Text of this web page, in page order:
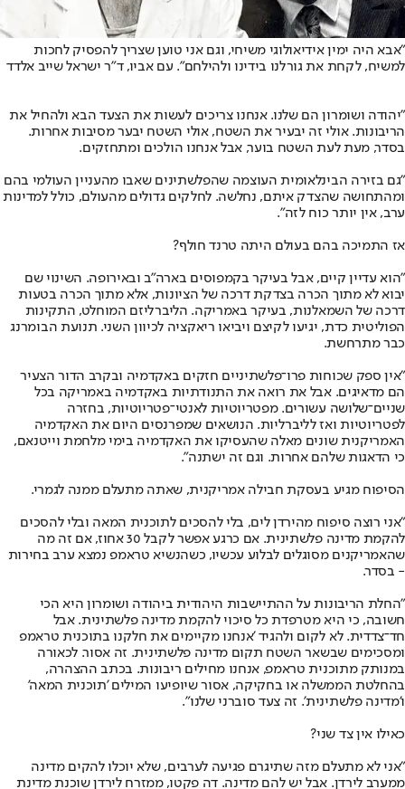
"אבא היה ימין אידיאולוגי משיחי, וגם אני טוען שצריך להפסיק לחכות
למשיח, לקחת את גורלנו בידינו ולהילחם". עם אביו, ד"ר ישראל שייב אלדד
"יהודה ושומרון הם שלנו. אנחנו צריכים לעשות את הצעד הבא ולהחיל את
הריבונות. אולי זה יבעיר את השטח, אולי השטח יבער מסיבות אחרות.
בסדר, מעת לעת השטח בוער, אבל אנחנו הולכים ומתחזקים.
"גם בזירה הבינלאומית העוצמה שהפלשתינים שאבו מהעניין העולמי בהם
ומהתחושה שהצדק איתם, נחלשה. לחלקים גדולים מהעולם, כולל למדינות
ערב, אין יותר כוח לזה".
אז התמיכה בהם בעולם היתה טרנד חולף?
"הוא עדיין קיים, אבל בעיקר בקמפוסים בארה"ב ובאירופה. השינוי שם
יבוא לא מתוך הכרה בצדקת דרכה של הציונות, אלא מתוך הכרה בטעות
דרכה של השמאלנות, בעיקר באמריקה. הליברליזם המוחלט, התקינות
הפוליטית כדת, יגיעו לקיצם ויביאו ריאקציה לכיוון השני. תנועת הבומרנג
כבר מתרחשת.
"אין ספק שכוחות פרו־פלשתיניים חזקים באקדמיה ובקרב הדור הצעיר
הם מדאיגים. אבל את רואה את התנודתיות באקדמיה באמריקה בכל
שניים־שלושה עשורים. מפטריוטיות לאנטי־פטריוטיות, בחזרה
לפטריוטיות ואז לליברליות. הנושאים שמפרנסים היום את האקדמיה
האמריקנית שונים מאלה שהעסיקו את האקדמיה בימי מלחמת וייטנאם,
כי הדאגות שלהם אחרות. וגם זה ישתנה".
הסיפוח מגיע בעסקת חבילה אמריקנית, שאתה מתעלם ממנה לגמרי.
"אני רוצה סיפוח מהירדן לים, בלי להסכים לתוכנית המאה ובלי להסכים
להקמת מדינה פלשתינית. אם כרגע אפשר לקבל 30 אחוז, אם זה מה
שהאמריקנים מסוגלים לבלוע עכשיו, כשהנשיא טראמפ נמצא ערב בחירות
- בסדר.
"החלת הריבונות על ההתיישבות היהודית ביהודה ושומרון היא הכי
חשובה, כי היא מטרפדת כל סיכוי להקמת מדינה פלשתינית. אבל
חד־צדדית. לא לקום ולהגיד 'אנחנו מקיימים את חלקנו בתוכנית טראמפ
ומסכימים שבשאר השטח תקום מדינה פלשתינית. זה אסור. לכאורה
במנותק מתוכנית טראמפ, אנחנו מחילים ריבונות. בכתב ההצהרה,
בהחלטת הממשלה או בחקיקה, אסור שיופיעו המילים 'תוכנית המאה'
ו'מדינה פלשתינית'. זה צעד סוברני שלנו".
כאילו אין צד שני?
"אני לא מתעלם מזה שתיגרם פגיעה לערבים, שלא יוכלו להקים מדינה
ממערב לירדן. אבל יש להם מדינה. דה פקטו, ממזרח לירדן שוכנת מדינת